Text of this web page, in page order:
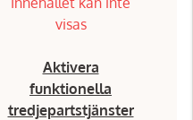
visas
Aktivera
funktionella
tredjepartstjänster